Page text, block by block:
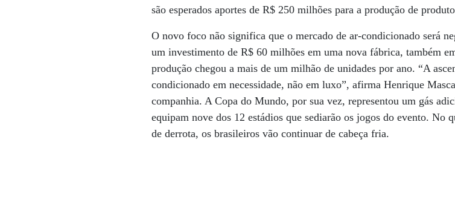
são esperados aportes de R$ 250 milhões para a produção de
O novo foco não significa que o mercado de ar-condicionado será
um investimento de R$ 60 milhões em uma nova fábrica, também
produção chegou a mais de um milhão de unidades por ano. “A
condicionado em necessidade, não em luxo”, afirma Henrique
companhia. A Copa do Mundo, por sua vez, representou um gás
equipam nove dos 12 estádios que sediarão os jogos do evento. No
de derrota, os brasileiros vão continuar de cabeça fria.